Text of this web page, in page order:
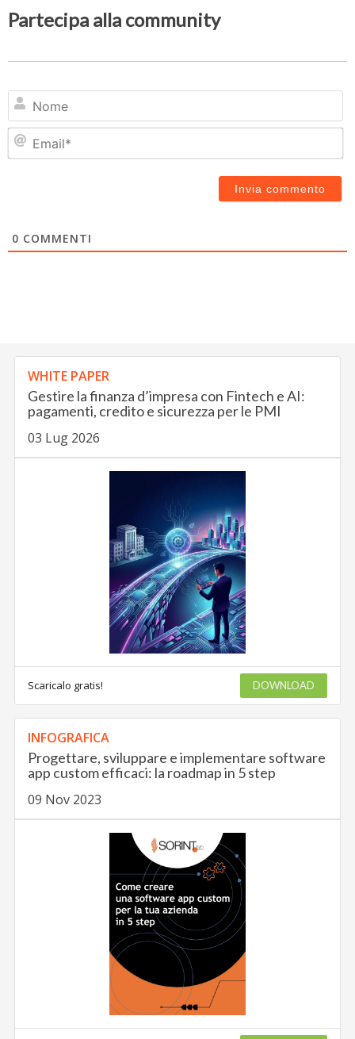
Partecipa alla community
0 COMMENTI
WHITE PAPER
Gestire la finanza d’impresa con Fintech e AI:
pagamenti, credito e sicurezza per le PMI
03 Lug 2026
Scaricalo gratis! DOWNLOAD
INFOGRAFICA
Progettare, sviluppare e implementare software
app custom efficaci: la roadmap in 5 step
09 Nov 2023